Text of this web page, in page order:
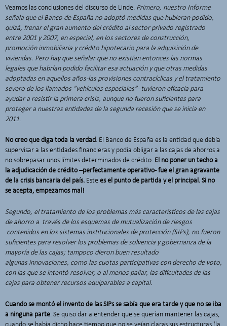
Veamos las conclusiones del discurso de Linde. Primero, nuestro Informe
señala que el Banco de España no adoptó medidas que hubieran podido,
quizá, frenar el gran aumento del crédito al sector privado registrado
entre 2001 y 2007, en especial, en los sectores de construcción,
promoción inmobiliaria y crédito hipotecario para la adquisición de
viviendas. Pero hay que señalar que no existían entonces las normas
legales que habrían podido facilitar esa actuación y que otras medidas
adoptadas en aquellos años -las provisiones contracíclicas y el tratamiento
severo de los llamados “vehículos especiales”- tuvieron eficacia para
ayudar a resistir la primera crisis, aunque no fueron suficientes para
proteger a nuestras entidades de la segunda recesión que se inicia en
2011.
No creo que diga toda la verdad. El Banco de España es la entidad que debía
supervisar a las entidades financieras y podía obligar a las cajas de ahorros a
no sobrepasar unos límites determinados de crédito. El no poner un techo a
la adjudicación de crédito –perfectamente operativo- fue el gran agravante
de la crisis bancaria del país. Este es el punto de partida y el principal. Si no
se acepta, empezamos mal!
Segundo, el tratamiento de los problemas más característicos de las cajas
de ahorro a través de los esquemas de mutualización de riesgos
contenidos en los sistemas institucionales de protección (SIPs), no fueron
suficientes para resolver los problemas de solvencia y gobernanza de la
mayoría de las cajas; tampoco dieron buen resultado
algunas innovaciones, como las cuotas participativas con derecho de voto,
con las que se intentó resolver, o al menos paliar, las dificultades de las
cajas para obtener recursos equiparables a capital.
Cuando se montó el invento de las SIPs se sabía que era tarde y que no se iba
a ninguna parte. Se quiso dar a entender que se querían mantener las cajas,